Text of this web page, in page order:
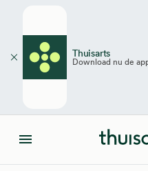
Thuisarts
Download nu de
Sluiten
Menu